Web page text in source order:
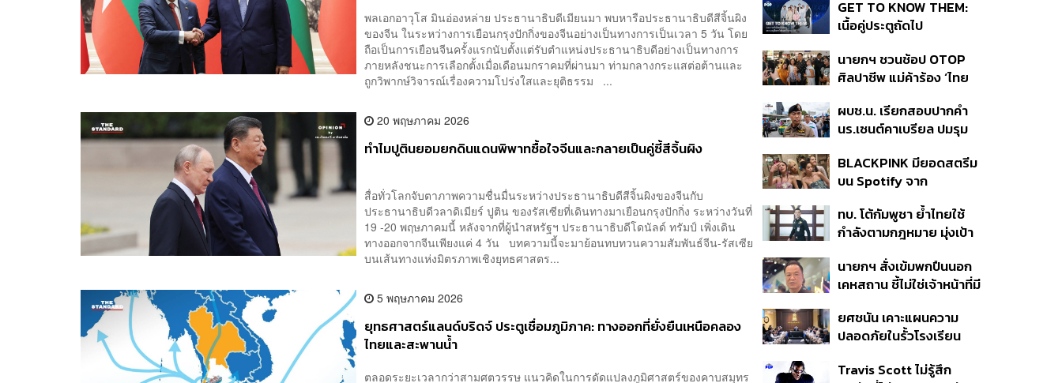
พลเอกอาวุโส มินอ่องหล่าย ประธานาธิบดีเมียนมา พบหารือประธานาธิบดีสีจิ้นผิง
ของจีน ในระหว่างการเยือนกรุงปักกิ่งของจีนอย่างเป็นทางการเป็นเวลา 5 วัน โดย
ถือเป็นการเยือนจีนครั้งแรกนับตั้งแต่รับตำแหน่งประธานาธิบดีอย่างเป็นทางการ
ภายหลังชนะการเลือกตั้งเมื่อเดือนมกราคมที่ผ่านมา ท่ามกลางกระแสต่อต้านและ
ถูกวิพากษ์วิจารณ์เรื่องความโปร่งใสและยุติธรรม ...
20 พฤษภาคม 2026
ทำไมปูตินยอมยกดินแดนพิพาทซื้อใจจีนและกลายเป็นคู่ซี้สีจิ้นผิง
สื่อทั่วโลกจับตาภาพความชื่นมื่นระหว่างประธานาธิบดีสีจิ้นผิงของจีนกับ
ประธานาธิบดีวลาดิเมียร์ ปูติน ของรัสเซียที่เดินทางมาเยือนกรุงปักกิ่ง ระหว่างวันที่
19 -20 พฤษภาคมนี้ หลังจากที่ผู้นำสหรัฐฯ ประธานาธิบดีโดนัลด์ ทรัมป์ เพิ่งเดิน
ทางออกจากจีนเพียงแค่ 4 วัน บทความนี้จะมาย้อนทบทวนความสัมพันธ์จีน-รัสเซีย
บนเส้นทางแห่งมิตรภาพเชิงยุทธศาสตร...
5 พฤษภาคม 2026
ยุทธศาสตร์แลนด์บริดจ์ ประตูเชื่อมภูมิภาค: ทางออกที่ยั่งยืนเหนือคลอง
ไทยและสะพานน้ำ
ตลอดระยะเวลากว่าสามศตวรรษ แนวคิดในการดัดแปลงภูมิศาสตร์ของคาบสมุทร
GET TO KNOW THEM:
เนื้อคู่ประตูถัดไป
นายกฯ ชวนช้อป OTOP
ศิลปาชีพ แม่ค้าร้อง ‘ไทย
ถามมีต่อไหม นายกฯ ตอบ
‘เดี๋ยวจะพยายาม’
ผบช.น. เรียกสอบปากคำ
นร.เซนต์คาเบรียล ปมรุม
ดำเนินคดีแล้ว
BLACKPINK มียอดสตรีม
บน Spotify จาก
ครั้ง ตลอด 10 ปีที่ผ่านมา
ทบ. โต้กัมพูชา ย้ำไทยใช้
กำลังตามกฎหมาย มุ่งเป้า
หายไทยไม่อาจลบด้วย
ข้อมูลบิดเบือน
นายกฯ สั่งเข้มพกปืนนอก
เคหสถาน ชี้ไม่ใช่เจ้าหน้าที่มี
ก่อเหตุ เจ้าของร่วมรับผิด
ยศชนัน เคาะแผนความ
ปลอดภัยในรั้วโรงเรียน
ดูแล-คุมเข้มคัดกรองสิ่ง
Travis Scott ไม่รู้สึก